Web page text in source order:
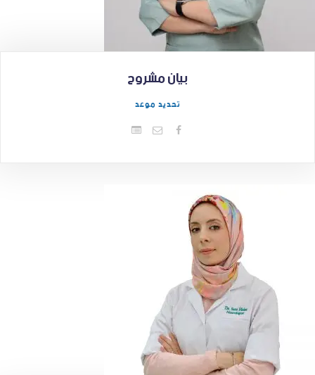
بيان مشروح
تحديد موعد